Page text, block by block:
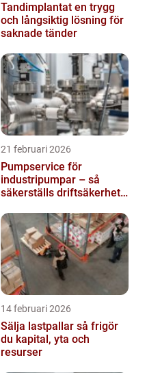
Tandimplantat en trygg
och långsiktig lösning för
saknade tänder
21 februari 2026
Pumpservice för
industripumpar – så
säkerställs driftsäkerhet
14 februari 2026
Sälja lastpallar så frigör
du kapital, yta och
resurser